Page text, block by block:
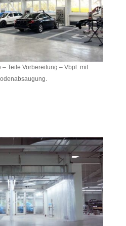
– Teile Vorbereitung – Vbpl. mit